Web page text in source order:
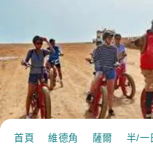
首頁 維德角 薩爾 半/一